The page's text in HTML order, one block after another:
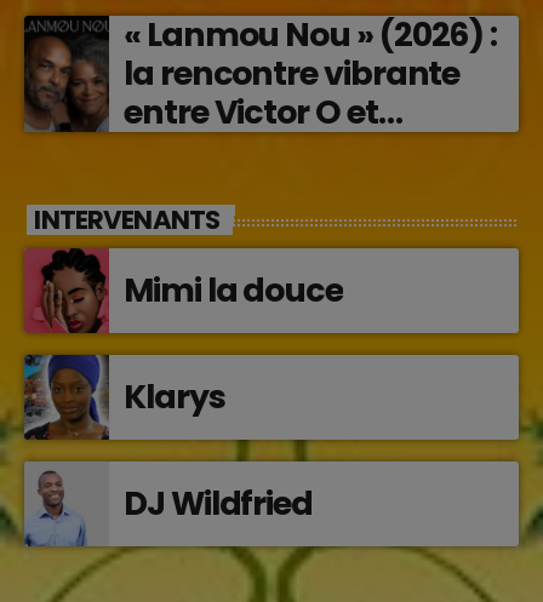
« Lanmou Nou » (2026) :
la rencontre vibrante
entre Victor O et
INTERVENANTS
Mimi la douce
Klarys
DJ Wildfried